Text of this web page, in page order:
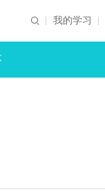
我的学习